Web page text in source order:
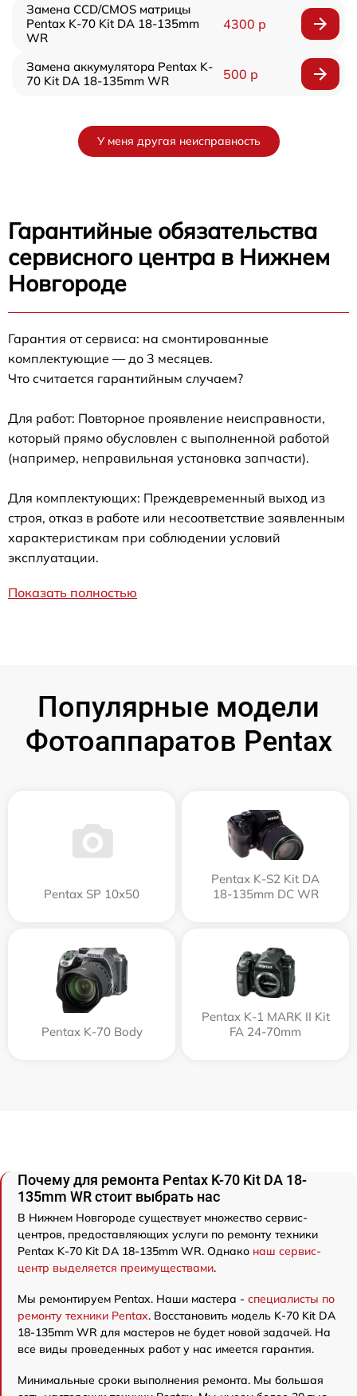
Замена CCD/CMOS матрицы
Pentax K-70 Kit DA 18-135mm
WR
4300 р
Замена аккумулятора Pentax K-
70 Kit DA 18-135mm WR
500 р
У меня другая неисправность
Гарантийные обязательства
сервисного центра в Нижнем
Новгороде
Гарантия от сервиса: на смонтированные
комплектующие — до 3 месяцев.
Что считается гарантийным случаем?
Для работ: Повторное проявление неисправности,
который прямо обусловлен с выполненной работой
(например, неправильная установка запчасти).
Для комплектующих: Преждевременный выход из
строя, отказ в работе или несоответствие заявленным
характеристикам при соблюдении условий
эксплуатации.
Показать полностью
Популярные модели
Фотоаппаратов Pentax
Pentax SP 10x50
Pentax K-S2 Kit DA
18-135mm DC WR
Pentax K-70 Body
Pentax K-1 MARK II Kit
FA 24-70mm
Почему для ремонта Pentax K-70 Kit DA 18-
135mm WR стоит выбрать нас
В Нижнем Новгороде существует множество сервис-
центров, предоставляющих услуги по ремонту техники
Pentax K-70 Kit DA 18-135mm WR. Однако наш сервис-
центр выделяется преимуществами.
Мы ремонтируем Pentax. Наши мастера - специалисты по
ремонту техники Pentax. Восстановить модель K-70 Kit DA
18-135mm WR для мастеров не будет новой задачей. На
все виды проведенных работ у нас имеется гарантия.
Минимальные сроки выполнения ремонта. Мы большая